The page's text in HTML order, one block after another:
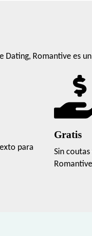
Dating, Romantive es
para
Gratis
Sin